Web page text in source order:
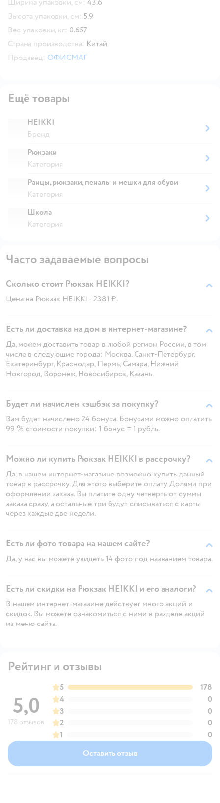
Ширина упаковки, см: 43.6
Высота упаковки, см: 5.9
Вес упаковки, кг: 0.657
Страна производства: Китай
Продавец: ОФИСМАГ
Ещё товары
HEIKKI
Бренд
Рюкзаки
Категория
Ранцы, рюкзаки, пеналы и мешки для обуви
Категория
Школа
Категория
Часто задаваемые вопросы
Сколько стоит Рюкзак HEIKKI?
Цена на Рюкзак HEIKKI - 2381 ₽.
Есть ли доставка на дом в интернет-магазине?
Да, можем доставить товар в любой регион России, в том
числе в следующие города: Москва, Санкт-Петербург,
Екатеринбург, Краснодар, Пермь, Самара, Нижний
Новгород, Воронеж, Новосибирск, Казань.
Будет ли начислен кэшбэк за покупку?
Вам будет начислено 24 бонуса. Бонусами можно оплатить
99 % стоимости покупки: 1 бонус = 1 рубль.
Можно ли купить Рюкзак HEIKKI в рассрочку?
Да, в нашем интернет-магазине возможно купить данный
товар в рассрочку. Для этого выберите оплату Долями при
оформлении заказа. Вы платите одну четверть от суммы
заказа сразу, а остальные три будут списываться с карты
через каждые две недели.
Есть ли фото товара на нашем сайте?
Да, у нас вы можете увидеть 14 фото под названием товара.
Есть ли скидки на Рюкзак HEIKKI и его аналоги?
В нашем интернет-магазине действует много акций и
скидок. Вы можете ознакомиться с ними в разделе акций
из меню сайта.
Рейтинг и отзывы
5,0
178 отзывов
5
178
4
0
3
0
2
0
1
0
Оставить отзыв